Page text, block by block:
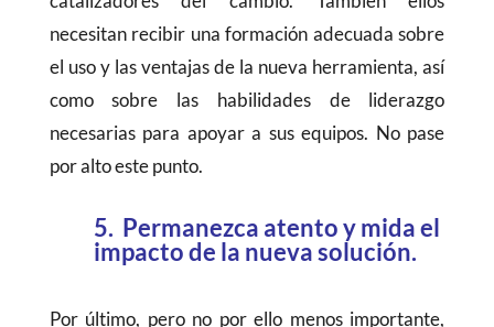
necesitan recibir una formación adecuada sobre
el uso y las ventajas de la nueva herramienta, así
como sobre las habilidades de liderazgo
necesarias para apoyar a sus equipos. No pase
por alto este punto.
5. Permanezca atento y mida el
impacto de la nueva solución.
Por último, pero no por ello menos importante,